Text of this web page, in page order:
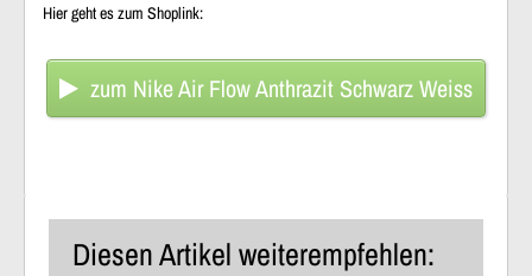
Hier geht es zum Shoplink:
zum Nike Air Flow Anthrazit Schwarz Weiss
Diesen Artikel weiterempfehlen: